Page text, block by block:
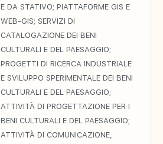
E DA STATIVO; PIATTAFORME GIS E
WEB-GIS; SERVIZI DI
CATALOGAZIONE DEI BENI
CULTURALI E DEL PAESAGGIO;
PROGETTI DI RICERCA INDUSTRIALE
E SVILUPPO SPERIMENTALE DEI BENI
CULTURALI E DEL PAESAGGIO;
ATTIVITÀ DI PROGETTAZIONE PER I
BENI CULTURALI E DEL PAESAGGIO;
ATTIVITÀ DI COMUNICAZIONE,